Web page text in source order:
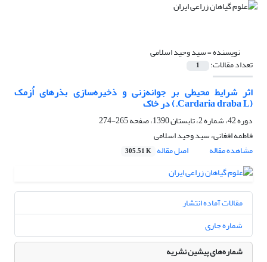
نویسنده =سید وحید اسلامی
تعداد مقالات: 1
اثر شرایط محیطی بر جوانه‌زنی و ذخیره‌سازی بذرهای اُزمک
(Cardaria draba L.) در خاک
دوره 42، شماره 2، تابستان 1390، صفحه
265-274
فاطمه افغانی، سید وحید اسلامی
مشاهده مقاله
اصل مقاله 305.51 K
مقالات آماده انتشار
شماره جاری
شماره‌های پیشین نشریه